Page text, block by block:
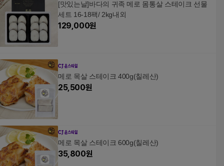
[맛있는날]바다의 귀족 메로 몸통살 스테이크 선물
세트 16-18팩/ 2kg내외
129,000원
메로 목살 스테이크 400g(칠레산)
25,500원
메로 목살 스테이크 600g(칠레산)
35,800원